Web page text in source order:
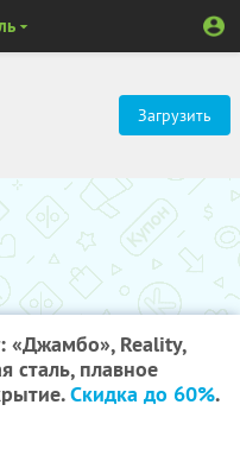
Загрузить
«Джамбо», Reality,
сталь, плавное
Скидка до 60%.